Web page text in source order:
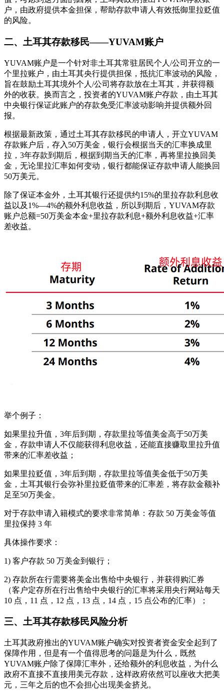
户，由政府提供本金担保，帮助存款申请人有效抵御里拉贬值
的风险。
二、土耳其存款移民——YUVAM账户
YUVAM账户是一个针对非土耳其常驻居民个人/公司开立的一
个里拉账户，由土耳其央行提供担保，抵抗汇率波动的风险，
旨在鼓励土耳其境外个人/公司将存款放在土耳其，并获得额
外的收获。换而言之，投资者的YUVAM账户存款，由土耳其
中央银行保证此账户的存款免受汇率波动影响并提供额外回
报。
根据最新政策，通过土耳其存款移民的申请人，开立YUVAM
存款账户后，存入50万美金，银行会根据当天的汇率换成里
拉，3年存款到期后，根据到期当天的汇率，再将里拉换回美
金，无论里拉汇率如何变动，银行都能保证存款申请人能换回
50万美元。
除了保证本金外，土耳其银行还提供约15%的里拉存款利息收
益以及1%—4%的额外利息收益，所以到期后，YUVAM存款
账户总额=50万美金本金+里拉存款利息+额外利息收益+汇率
差收益。
举个例子：
如果里拉升值，3年后到期，存款里拉等值美金高于50万美
金，存款申请人不仅能获得利息收益，还能直接赚取里拉升值
带来的汇率差收益；
如果里拉贬值，3年后到期，存款里拉等值美金低于50万美
金，土耳其银行会弥补里拉贬值带来的汇率差，将存款金额补
足至50万美金。
对于存款申请入籍模式的要求非常简单：存款 50 万美金等值
里拉保持 3 年
具体操作要求：
1) 客户存款 50 万美金到银行；
2) 存款所在行需要将美金出售给中央银行，并获得购汇券
（客户定存所在行出售给中央银行的汇率将采用央行网站每天
10 点，11 点，12 点，13 点，14 点，15 点公布的汇率）；
三、土耳其存款移民风险分析
土耳其政府推出的YUVAM账户确实对投资者资金安全起到了
保障作用，但是有一个值得思考的问题是为什么，既然
YUVAM账户除了保障汇率外，还给额外的利息收益，为什么
政府不直接不直接用美元存款，这样政府依然可以座收大把美
元，三年之后的也不会担心出现美金挤兑。